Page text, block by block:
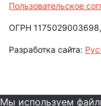
Пользовательское
ОГРН
Разработка сайта:
Мы используем